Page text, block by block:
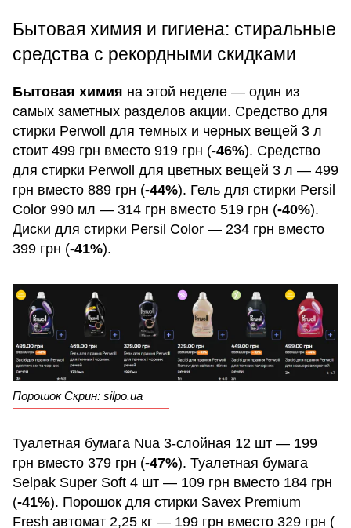
Бытовая химия и гигиена: стиральные
средства с рекордными скидками
Бытовая химия на этой неделе — один из
самых заметных разделов акции. Средство для
стирки Perwoll для темных и черных вещей 3 л
стоит 499 грн вместо 919 грн (-46%). Средство
для стирки Perwoll для цветных вещей 3 л — 499
грн вместо 889 грн (-44%). Гель для стирки Persil
Color 990 мл — 314 грн вместо 519 грн (-40%).
Диски для стирки Persil Color — 234 грн вместо
399 грн (-41%).
Порошок Скрин: silpo.ua
Туалетная бумага Nua 3-слойная 12 шт — 199
грн вместо 379 грн (-47%). Туалетная бумага
Selpak Super Soft 4 шт — 109 грн вместо 184 грн
(-41%). Порошок для стирки Savex Premium
Fresh автомат 2,25 кг — 199 грн вместо 329 грн (